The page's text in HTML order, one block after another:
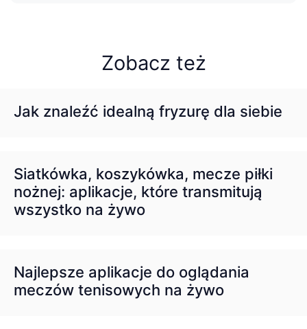
Zobacz też
Jak znaleźć idealną fryzurę dla siebie
Siatkówka, koszykówka, mecze piłki
nożnej: aplikacje, które transmitują
wszystko na żywo
Najlepsze aplikacje do oglądania
meczów tenisowych na żywo